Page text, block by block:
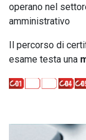
operano nel
amministrativo
Il percorso di
esame testa una